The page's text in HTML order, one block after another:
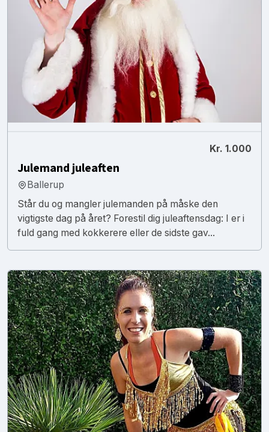
Kr. 1.000
Julemand juleaften
Ballerup
Står du og mangler julemanden på måske den
vigtigste dag på året? Forestil dig juleaftensdag: I er i
fuld gang med kokkerere eller de sidste gav...